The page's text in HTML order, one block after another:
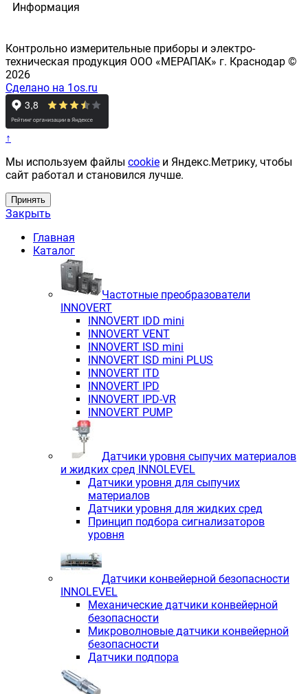
Информация
Контрольно измерительные приборы и электро-
техническая продукция ООО «МЕРАПАК» г. Краснодар ©
2026
Сделано на 1os.ru
↑
Мы используем файлы cookie и Яндекс.Метрику, чтобы
сайт работал и становился лучше.
Принять
Закрыть
Главная
Каталог
Частотные преобразователи
INNOVERT
INNOVERT IDD mini
INNOVERT VENT
INNOVERT ISD mini
INNOVERT ISD mini PLUS
INNOVERT ITD
INNOVERT IРD
INNOVERT IРD-VR
INNOVERT PUMP
Датчики уровня сыпучих материалов
и жидких сред INNOLEVEL
Датчики уровня для сыпучих
материалов
Датчики уровня для жидких сред
Принцип подбора сигнализаторов
уровня
Датчики конвейерной безопасности
INNOLEVEL
Механические датчики конвейерной
безопасности
Микроволновые датчики конвейерной
безопасности
Датчики подпора